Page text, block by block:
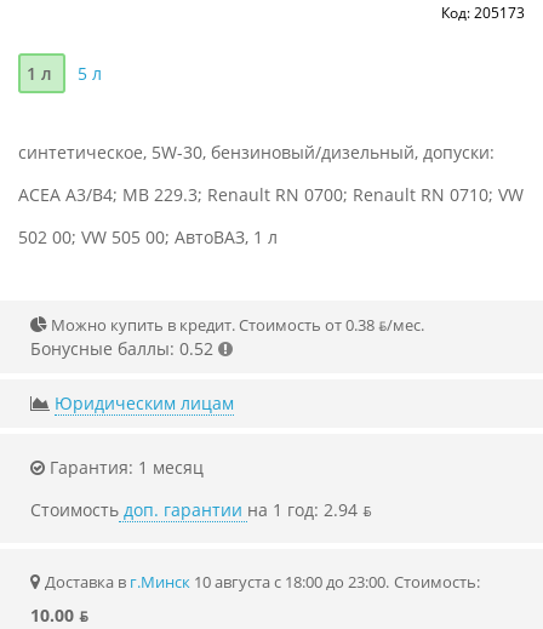
Код: 205173
1 л 5 л
синтетическое, 5W-30, бензиновый/дизельный, допуски:
ACEA A3/B4; MB 229.3; Renault RN 0700; Renault RN 0710; VW
502 00; VW 505 00; АвтоВАЗ, 1 л
Можно купить в кредит. Стоимость от 0.38 ƃ/мec.
Бонусные баллы: 0.52
Юридическим лицам
Гарантия: 1 месяц
Стоимость доп. гарантии на 1 год: 2.94 ƃ
Доставка в г.Минск 10 августа с 18:00 до 23:00. Стоимость:
10.00 ƃ